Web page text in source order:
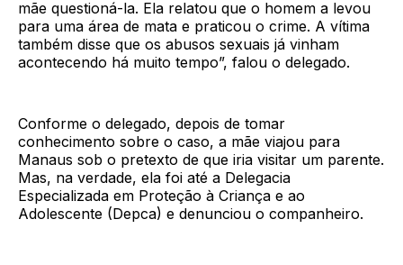
mãe questioná-la. Ela relatou que o homem a levou
para uma área de mata e praticou o crime. A vítima
também disse que os abusos sexuais já vinham
acontecendo há muito tempo”, falou o delegado.
Conforme o delegado, depois de tomar
conhecimento sobre o caso, a mãe viajou para
Manaus sob o pretexto de que iria visitar um parente.
Mas, na verdade, ela foi até a Delegacia
Especializada em Proteção à Criança e ao
Adolescente (Depca) e denunciou o companheiro.